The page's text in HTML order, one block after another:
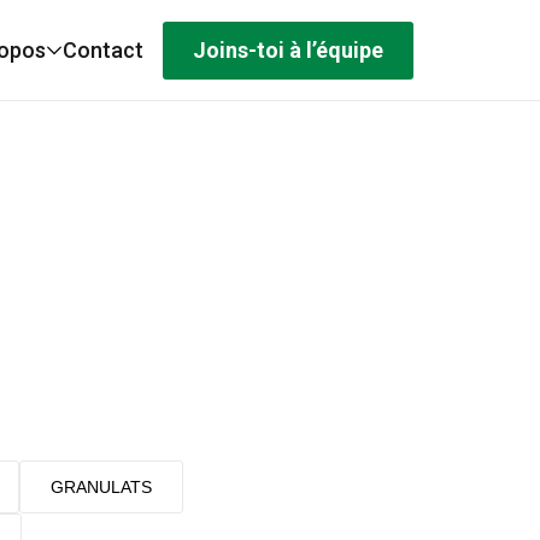
Contact Joins-toi à l’équipe
GRANULATS